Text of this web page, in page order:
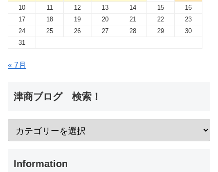
10
11 12 13 14 15
16
17
18 19 20 21 22
23
24
25 26 27 28 29
30
31
« 7月
津商ブログ 検索！
Information